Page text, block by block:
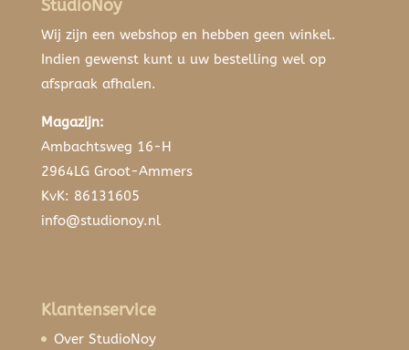
StudioNoy
Wij zijn een webshop en hebben geen winkel.
Indien gewenst kunt u uw bestelling wel op
afspraak afhalen.
Magazijn:
Ambachtsweg 16-H
2964LG Groot-Ammers
KvK: 86131605
info@studionoy.nl
Klantenservice
Over StudioNoy